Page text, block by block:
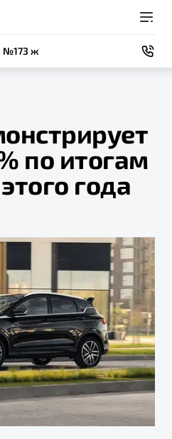
№173 ж
по итогам
года